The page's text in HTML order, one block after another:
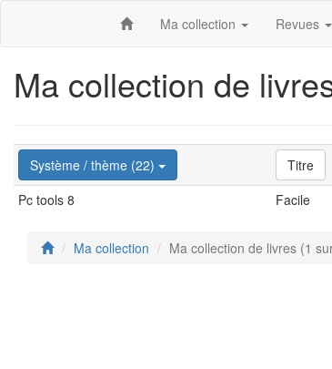
Ma collection Revues
Ma collection de
Système / thème (22) Titre
Pc tools 8
Facile
Ma collection Ma collection de livres (1